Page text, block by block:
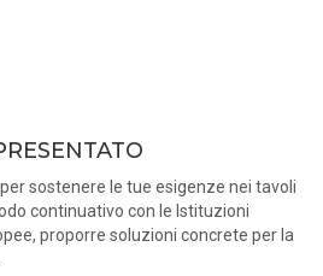
sostenere le tue esigenze nei tavoli
continuativo con le Istituzioni
proporre soluzioni concrete per la